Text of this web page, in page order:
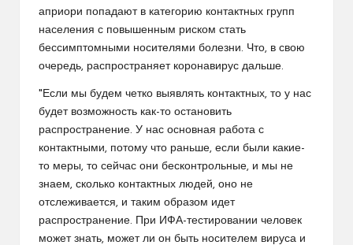
априори попадают в категорию контактных групп
населения с повышенным риском стать
бессимптомными носителями болезни. Что, в свою
очередь, распространяет коронавирус дальше.
"Если мы будем четко выявлять контактных, то у нас
будет возможность как-то остановить
распространение. У нас основная работа с
контактными, потому что раньше, если были какие-
то меры, то сейчас они бесконтрольные, и мы не
знаем, сколько контактных людей, оно не
отслеживается, и таким образом идет
распространение. При ИФА-тестировании человек
может знать, может ли он быть носителем вируса и